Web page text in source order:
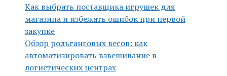
Как выбрать поставщика игрушек для
магазина и избежать ошибок при первой
закупке
Обзор рольганговых весов: как
автоматизировать взвешивание в
логистических центрах